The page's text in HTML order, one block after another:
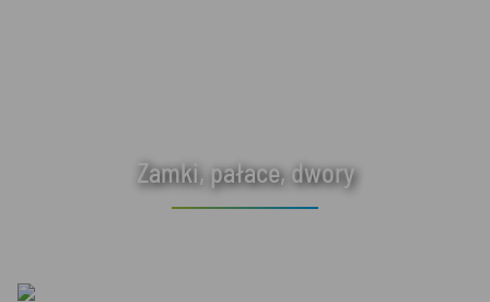
Zamki, pałace, dwory